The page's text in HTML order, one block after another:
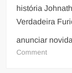
história
Verdadeira
anunciar
Commenton